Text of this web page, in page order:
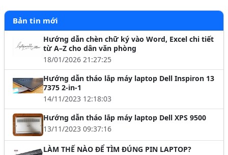
Bản tin mới
Hướng dẫn chèn chữ ký vào Word, Excel chi tiết
từ A–Z cho dân văn phòng
18/01/2026 21:27:25
Hướng dẫn tháo lắp máy laptop Dell Inspiron 13
7375 2-in-1
14/11/2023 12:18:03
Hướng dẫn tháo lắp máy laptop Dell XPS 9500
13/11/2023 09:37:16
LÀM THẾ NÀO ĐỂ TÌM ĐÚNG PIN LAPTOP?